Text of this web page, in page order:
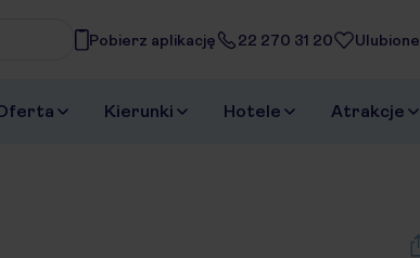
Pobierz aplikację 22 270 31 20 Ulubione
Kierunki Hotele Atrakcje